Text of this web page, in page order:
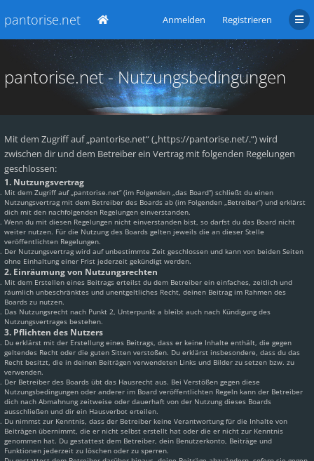
pantorise.net Anmelden Registrieren
pantorise.net - Nutzungsbedingungen
Mit dem Zugriff auf „pantorise.net“ („https://pantorise.net/.“) wird
zwischen dir und dem Betreiber ein Vertrag mit folgenden Regelungen
geschlossen:
1. Nutzungsvertrag
Mit dem Zugriff auf „pantorise.net“ (im Folgenden „das Board“) schließt du einen
Nutzungsvertrag mit dem Betreiber des Boards ab (im Folgenden „Betreiber“) und erklärst
dich mit den nachfolgenden Regelungen einverstanden.
Wenn du mit diesen Regelungen nicht einverstanden bist, so darfst du das Board nicht
weiter nutzen. Für die Nutzung des Boards gelten jeweils die an dieser Stelle
veröffentlichten Regelungen.
Der Nutzungsvertrag wird auf unbestimmte Zeit geschlossen und kann von beiden Seiten
ohne Einhaltung einer Frist jederzeit gekündigt werden.
2. Einräumung von Nutzungsrechten
Mit dem Erstellen eines Beitrags erteilst du dem Betreiber ein einfaches, zeitlich und
räumlich unbeschränktes und unentgeltliches Recht, deinen Beitrag im Rahmen des
Boards zu nutzen.
Das Nutzungsrecht nach Punkt 2, Unterpunkt a bleibt auch nach Kündigung des
Nutzungsvertrages bestehen.
3. Pflichten des Nutzers
Du erklärst mit der Erstellung eines Beitrags, dass er keine Inhalte enthält, die gegen
geltendes Recht oder die guten Sitten verstoßen. Du erklärst insbesondere, dass du das
Recht besitzt, die in deinen Beiträgen verwendeten Links und Bilder zu setzen bzw. zu
verwenden.
Der Betreiber des Boards übt das Hausrecht aus. Bei Verstößen gegen diese
Nutzungsbedingungen oder anderer im Board veröffentlichten Regeln kann der Betreiber
dich nach Abmahnung zeitweise oder dauerhaft von der Nutzung dieses Boards
ausschließen und dir ein Hausverbot erteilen.
Du nimmst zur Kenntnis, dass der Betreiber keine Verantwortung für die Inhalte von
Beiträgen übernimmt, die er nicht selbst erstellt hat oder die er nicht zur Kenntnis
genommen hat. Du gestattest dem Betreiber, dein Benutzerkonto, Beiträge und
Funktionen jederzeit zu löschen oder zu sperren.